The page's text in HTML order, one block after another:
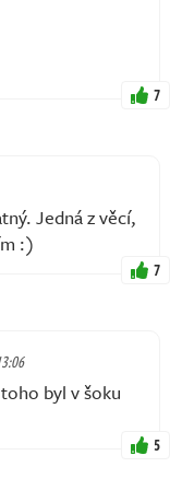
7
Jedná z věcí,
:)
7
byl v šoku
5